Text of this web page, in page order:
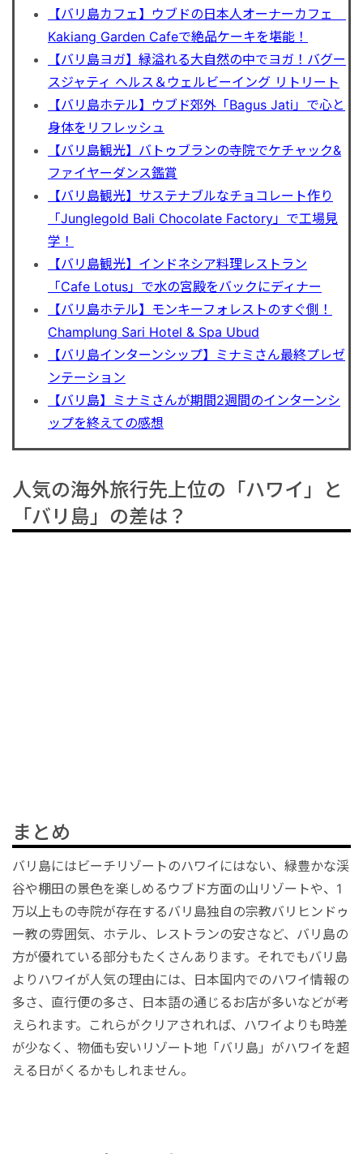
【バリ島カフェ】ウブドの日本人オーナーカフェ
Kakiang Garden Cafeで絶品ケーキを堪能！
【バリ島ヨガ】緑溢れる大自然の中でヨガ！バグー
スジャティ ヘルス＆ウェルビーイング リトリート
【バリ島ホテル】ウブド郊外「Bagus Jati」で心と
身体をリフレッシュ
【バリ島観光】バトゥブランの寺院でケチャック&
ファイヤーダンス鑑賞
【バリ島観光】サステナブルなチョコレート作り
「Junglegold Bali Chocolate Factory」で工場見
学！
【バリ島観光】インドネシア料理レストラン
「Cafe Lotus」で水の宮殿をバックにディナー
【バリ島ホテル】モンキーフォレストのすぐ側！
Champlung Sari Hotel & Spa Ubud
【バリ島インターンシップ】ミナミさん最終プレゼ
ンテーション
【バリ島】ミナミさんが期間2週間のインターンシ
ップを終えての感想
人気の海外旅行先上位の「ハワイ」と
「バリ島」の差は？
まとめ
バリ島にはビーチリゾートのハワイにはない、緑豊かな渓
谷や棚田の景色を楽しめるウブド方面の山リゾートや、1
万以上もの寺院が存在するバリ島独自の宗教バリヒンドゥ
ー教の雰囲気、ホテル、レストランの安さなど、バリ島の
方が優れている部分もたくさんあります。それでもバリ島
よりハワイが人気の理由には、日本国内でのハワイ情報の
多さ、直行便の多さ、日本語の通じるお店が多いなどが考
えられます。これらがクリアされれば、ハワイよりも時差
が少なく、物価も安いリゾート地「バリ島」がハワイを超
える日がくるかもしれません。
サポート